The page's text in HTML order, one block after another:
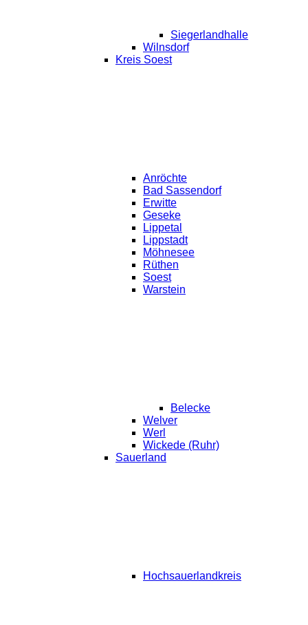
Siegerlandhalle
Wilnsdorf
Kreis Soest
Anröchte
Bad Sassendorf
Erwitte
Geseke
Lippetal
Lippstadt
Möhnesee
Rüthen
Soest
Warstein
Belecke
Welver
Werl
Wickede (Ruhr)
Sauerland
Hochsauerlandkreis